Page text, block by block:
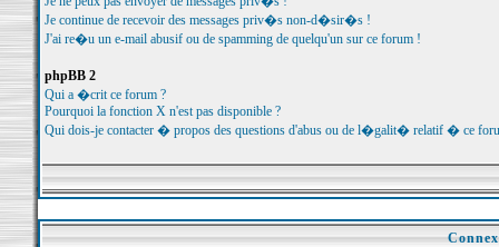
Je continue de recevoir des messages priv�s non-d�sir�s !
J'ai re�u un e-mail abusif ou de spamming de quelqu'un sur ce forum !
phpBB 2
Qui a �crit ce forum ?
Pourquoi la fonction X n'est pas disponible ?
Qui dois-je contacter � propos des questions d'abus ou de l�galit� relatif � ce